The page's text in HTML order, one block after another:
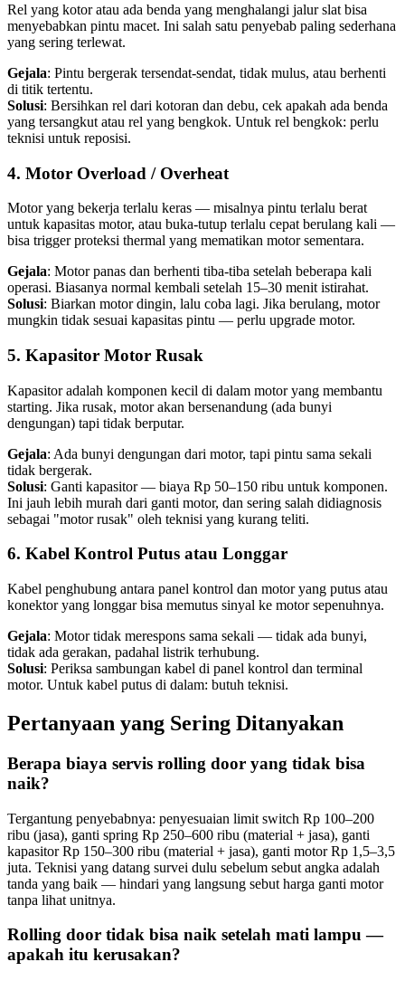
Rel yang kotor atau ada benda yang menghalangi jalur slat bisa
menyebabkan pintu macet. Ini salah satu penyebab paling sederhana
yang sering terlewat.
Gejala: Pintu bergerak tersendat-sendat, tidak mulus, atau berhenti
di titik tertentu.
Solusi: Bersihkan rel dari kotoran dan debu, cek apakah ada benda
yang tersangkut atau rel yang bengkok. Untuk rel bengkok: perlu
teknisi untuk reposisi.
4. Motor Overload / Overheat
Motor yang bekerja terlalu keras — misalnya pintu terlalu berat
untuk kapasitas motor, atau buka-tutup terlalu cepat berulang kali —
bisa trigger proteksi thermal yang mematikan motor sementara.
Gejala: Motor panas dan berhenti tiba-tiba setelah beberapa kali
operasi. Biasanya normal kembali setelah 15–30 menit istirahat.
Solusi: Biarkan motor dingin, lalu coba lagi. Jika berulang, motor
mungkin tidak sesuai kapasitas pintu — perlu upgrade motor.
5. Kapasitor Motor Rusak
Kapasitor adalah komponen kecil di dalam motor yang membantu
starting. Jika rusak, motor akan bersenandung (ada bunyi
dengungan) tapi tidak berputar.
Gejala: Ada bunyi dengungan dari motor, tapi pintu sama sekali
tidak bergerak.
Solusi: Ganti kapasitor — biaya Rp 50–150 ribu untuk komponen.
Ini jauh lebih murah dari ganti motor, dan sering salah didiagnosis
sebagai "motor rusak" oleh teknisi yang kurang teliti.
6. Kabel Kontrol Putus atau Longgar
Kabel penghubung antara panel kontrol dan motor yang putus atau
konektor yang longgar bisa memutus sinyal ke motor sepenuhnya.
Gejala: Motor tidak merespons sama sekali — tidak ada bunyi,
tidak ada gerakan, padahal listrik terhubung.
Solusi: Periksa sambungan kabel di panel kontrol dan terminal
motor. Untuk kabel putus di dalam: butuh teknisi.
Pertanyaan yang Sering Ditanyakan
Berapa biaya servis rolling door yang tidak bisa
naik?
Tergantung penyebabnya: penyesuaian limit switch Rp 100–200
ribu (jasa), ganti spring Rp 250–600 ribu (material + jasa), ganti
kapasitor Rp 150–300 ribu (material + jasa), ganti motor Rp 1,5–3,5
juta. Teknisi yang datang survei dulu sebelum sebut angka adalah
tanda yang baik — hindari yang langsung sebut harga ganti motor
tanpa lihat unitnya.
Rolling door tidak bisa naik setelah mati lampu —
apakah itu kerusakan?